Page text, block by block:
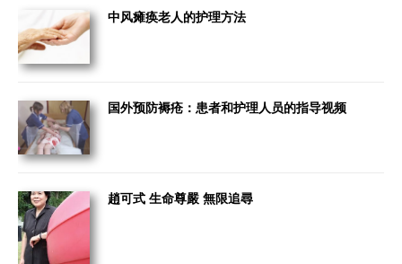
中风瘫痪老人的护理方法
国外预防褥疮：患者和护理人员的指导视频
趙可式 生命尊嚴 無限追尋